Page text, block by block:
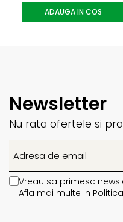
ADAUGA IN COS
Newsletter
Nu rata ofertele si
Vreau sa primesc
Afla mai multe in